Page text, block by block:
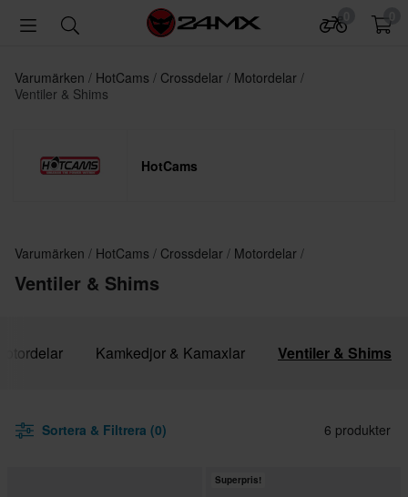
Varumärken HotCams Crossdelar
Motordelar
Ventiler & Shims
HotCams
Varumärken HotCams Crossdelar Motordelar
Ventiler & Shims
Kamkedjor & Kamaxlar Ventiler & Shims
Sortera & Filtrera (0) 6 produkter
Superpris!